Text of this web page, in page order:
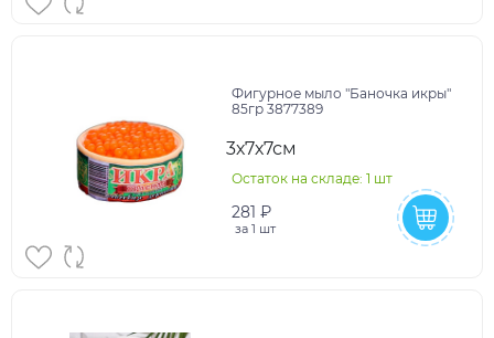
Фигурное мыло "Баночка икры"
85гр 3877389
3х7х7см
Остаток на складе: 1 шт
281 ₽
за 1 шт